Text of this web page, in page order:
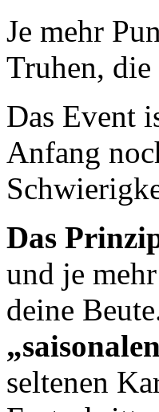
Je mehr
Truhen,
Das Event
Anfang
Das
und je
deine
seltenen